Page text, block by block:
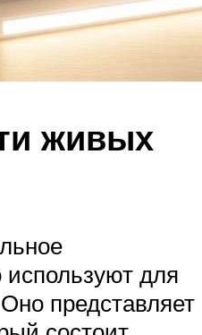
живых
используют для
представляет